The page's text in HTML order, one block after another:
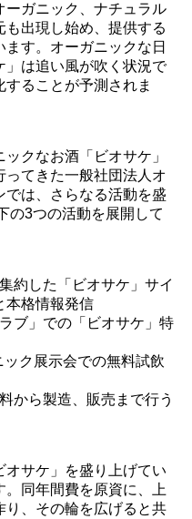
ーガニック、ナチュラル
出現し始め、提供する
す。オーガニックな日
」は追い風が吹く状況で
ることが予測されま
クなお酒「ビオサケ」
ってきた一般社団法人オ
では、さらなる活動を盛
の3つの活動を展開して
約した「ビオサケ」サイ
本格情報発信
ブ」での「ビオサケ」特
ク展示会での無料試飲
から製造、販売まで行う
オサケ」を盛り上げてい
。同年間費を原資に、上
り、その輪を広げると共